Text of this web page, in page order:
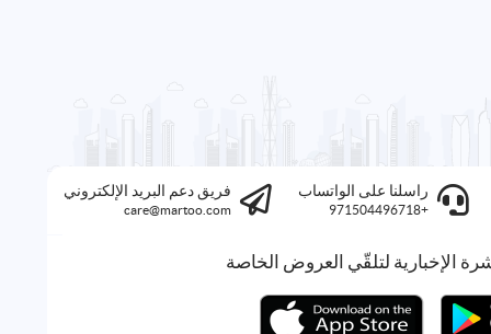
راسلنا على الواتساب
+971504496718
فريق دعم البريد الإلكتروني
care@martoo.com
الإخبارية لتلقّي العروض الخاصة